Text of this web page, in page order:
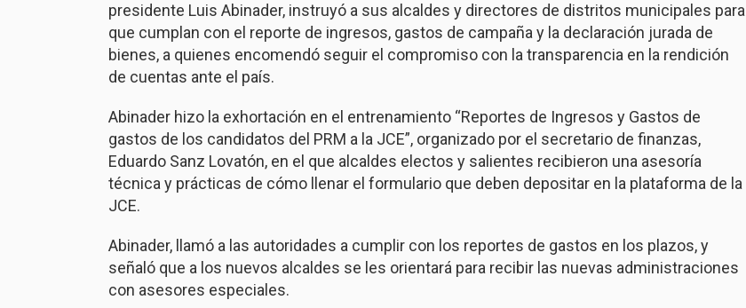
presidente Luis Abinader, instruyó a sus alcaldes y directores de distritos municipales para
que cumplan con el reporte de ingresos, gastos de campaña y la declaración jurada de
bienes, a quienes encomendó seguir el compromiso con la transparencia en la rendición
de cuentas ante el país.
Abinader hizo la exhortación en el entrenamiento “Reportes de Ingresos y Gastos de
gastos de los candidatos del PRM a la JCE”, organizado por el secretario de finanzas,
Eduardo Sanz Lovatón, en el que alcaldes electos y salientes recibieron una asesoría
técnica y prácticas de cómo llenar el formulario que deben depositar en la plataforma de la
JCE.
Abinader, llamó a las autoridades a cumplir con los reportes de gastos en los plazos, y
señaló que a los nuevos alcaldes se les orientará para recibir las nuevas administraciones
con asesores especiales.